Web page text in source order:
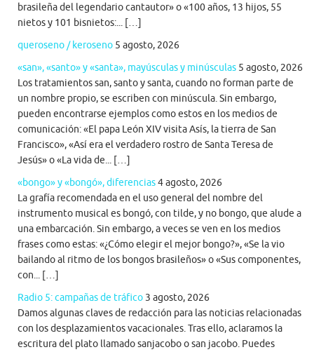
brasileña del legendario cantautor» o «100 años, 13 hijos, 55
nietos y 101 bisnietos:... […]
queroseno / keroseno 5 agosto, 2026
«san», «santo» y «santa», mayúsculas y minúsculas 5 agosto, 2026
Los tratamientos san, santo y santa, cuando no forman parte de
un nombre propio, se escriben con minúscula. Sin embargo,
pueden encontrarse ejemplos como estos en los medios de
comunicación: «El papa León XIV visita Asís, la tierra de San
Francisco», «Así era el verdadero rostro de Santa Teresa de
Jesús» o «La vida de... […]
«bongo» y «bongó», diferencias4 agosto, 2026
La grafía recomendada en el uso general del nombre del
instrumento musical es bongó, con tilde, y no bongo, que alude a
una embarcación. Sin embargo, a veces se ven en los medios
frases como estas: «¿Cómo elegir el mejor bongo?», «Se la vio
bailando al ritmo de los bongos brasileños» o «Sus componentes,
con... […]
Radio 5: campañas de tráfico 3 agosto, 2026
Damos algunas claves de redacción para las noticias relacionadas
con los desplazamientos vacacionales. Tras ello, aclaramos la
escritura del plato llamado sanjacobo o san jacobo. Puedes